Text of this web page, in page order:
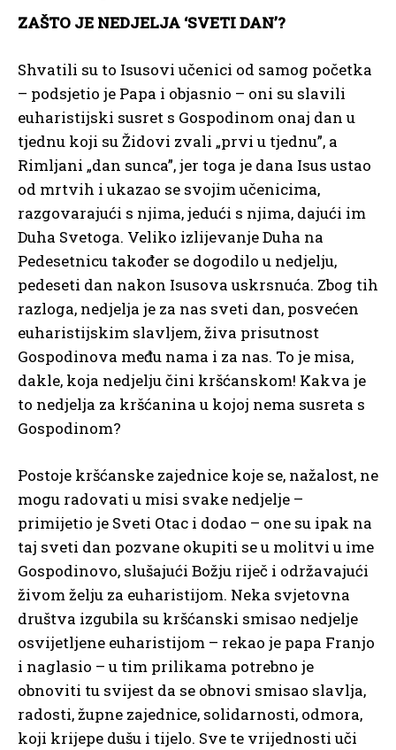
ZAŠTO JE NEDJELJA ‘SVETI DAN’?
Shvatili su to Isusovi učenici od samog početka
– podsjetio je Papa i objasnio – oni su slavili
euharistijski susret s Gospodinom onaj dan u
tjednu koji su Židovi zvali „prvi u tjednu”, a
Rimljani „dan sunca”, jer toga je dana Isus ustao
od mrtvih i ukazao se svojim učenicima,
razgovarajući s njima, jedući s njima, dajući im
Duha Svetoga. Veliko izlijevanje Duha na
Pedesetnicu također se dogodilo u nedjelju,
pedeseti dan nakon Isusova uskrsnuća. Zbog tih
razloga, nedjelja je za nas sveti dan, posvećen
euharistijskim slavljem, živa prisutnost
Gospodinova među nama i za nas. To je misa,
dakle, koja nedjelju čini kršćanskom! Kakva je
to nedjelja za kršćanina u kojoj nema susreta s
Gospodinom?
Postoje kršćanske zajednice koje se, nažalost, ne
mogu radovati u misi svake nedjelje –
primijetio je Sveti Otac i dodao – one su ipak na
taj sveti dan pozvane okupiti se u molitvi u ime
Gospodinovo, slušajući Božju riječ i održavajući
živom želju za euharistijom. Neka svjetovna
društva izgubila su kršćanski smisao nedjelje
osvijetljene euharistijom – rekao je papa Franjo
i naglasio – u tim prilikama potrebno je
obnoviti tu svijest da se obnovi smisao slavlja,
radosti, župne zajednice, solidarnosti, odmora,
koji krijepe dušu i tijelo. Sve te vrijednosti uči